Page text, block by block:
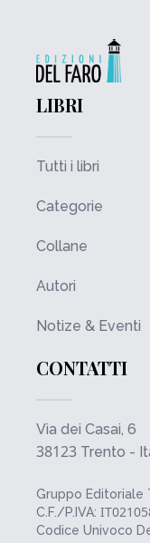
LIBRI
Tutti i libri
Categorie
Collane
Autori
Notize & Eventi
CONTATTI
Via dei Casai, 6
38123 Trento -
Gruppo Editoriale
C.F./P.IVA:
Codice Univoco